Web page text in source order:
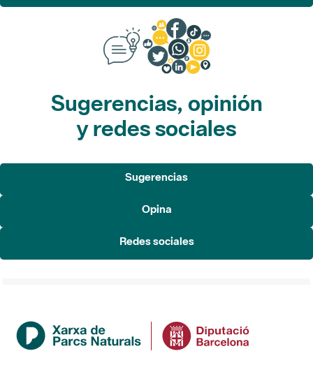
Sugerencias, opinión
y redes sociales
Sugerencias
Opina
Redes sociales